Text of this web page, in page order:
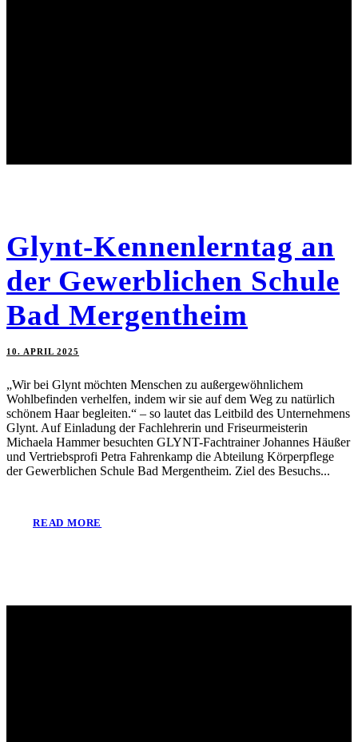
Glynt-Kennenlerntag an
der Gewerblichen Schule
Bad Mergentheim
10. APRIL 2025
„Wir bei Glynt möchten Menschen zu außergewöhnlichem
Wohlbefinden verhelfen, indem wir sie auf dem Weg zu natürlich
schönem Haar begleiten.“ – so lautet das Leitbild des Unternehmens
Glynt. Auf Einladung der Fachlehrerin und Friseurmeisterin
Michaela Hammer besuchten GLYNT-Fachtrainer Johannes Häußer
und Vertriebsprofi Petra Fahrenkamp die Abteilung Körperpflege
der Gewerblichen Schule Bad Mergentheim. Ziel des Besuchs...
READ MORE